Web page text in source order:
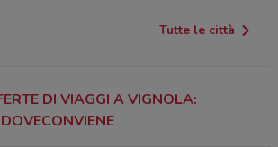
Tutte le città
DI VIAGGI A VIGNOLA: